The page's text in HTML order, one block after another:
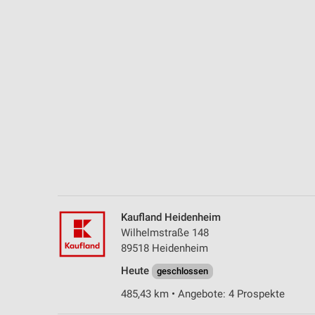
Kaufland Heidenheim
Wilhelmstraße 148
89518 Heidenheim
Heute
geschlossen
485,43 km • Angebote: 4 Prospekte
Performance